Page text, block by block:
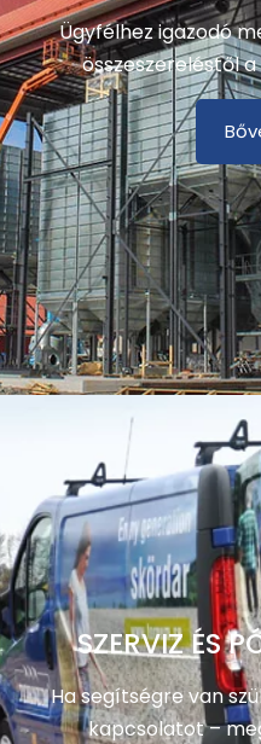
Ügyfélhez igazodó
összeszereléstől
SZERVIZ ÉS
Ha segítségre van
kapcsolatot –